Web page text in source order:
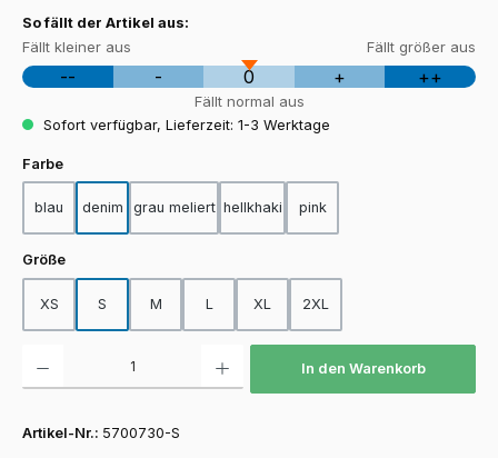
So fällt der Artikel aus:
Fällt kleiner aus Fällt größer aus
-- - 0 + ++
Fällt normal aus
Sofort verfügbar, Lieferzeit: 1-3 Werktage
Farbeauswählen
blau denim grau meliert hellkhaki pink
Größeauswählen
XS S M L XL 2XL
In den Warenkorb
Artikel-Nr.: 5700730-S